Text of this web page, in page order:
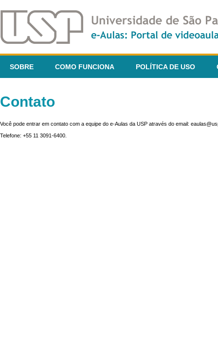
SOBRE COMO FUNCIONA POLÍTICA DE USO
Contato
Você pode entrar em contato com a equipe do e-Aulas da USP através do email:
Telefone: +55 11 3091-6400.